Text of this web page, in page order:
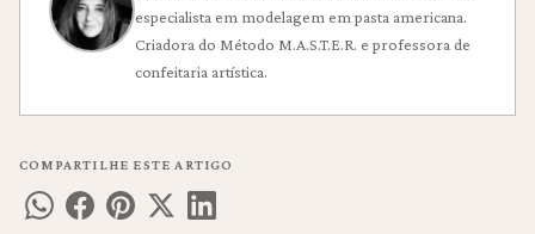
especialista em modelagem em pasta americana.
Criadora do Método M.A.S.T.E.R. e professora de
confeitaria artística.
COMPARTILHE ESTE ARTIGO